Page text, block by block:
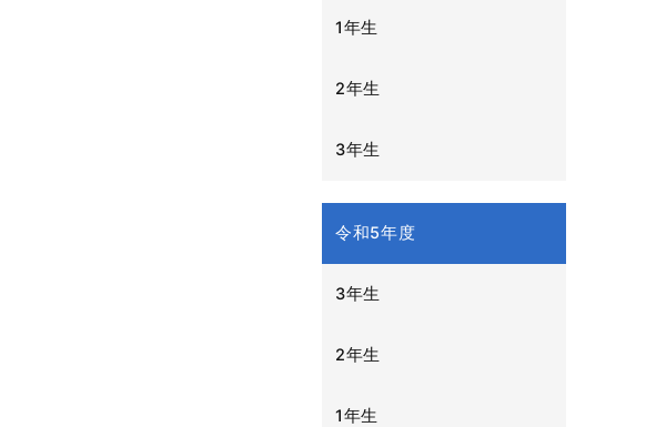
1年生
2年生
3年生
令和5年度
3年生
2年生
1年生